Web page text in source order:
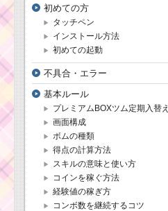
初めての方
タッチペン
インストール方法
初めての起動
不具合・エラー
基本ルール
プレミアムBOXツム定期入替え
画面構成
ボムの種類
得点の計算方法
スキルの意味と使い方
コインを稼ぐ方法
経験値の稼ぎ方
コンボ数を継続するコツ